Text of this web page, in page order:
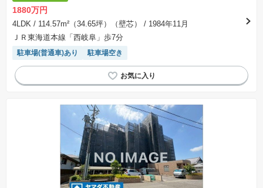
1880万円
4LDK / 114.57m²（34.65坪）（壁芯）
/ 1984年11月
ＪＲ東海道本線「西岐阜」歩7分
駐車場(普通車)あり 駐車場空き